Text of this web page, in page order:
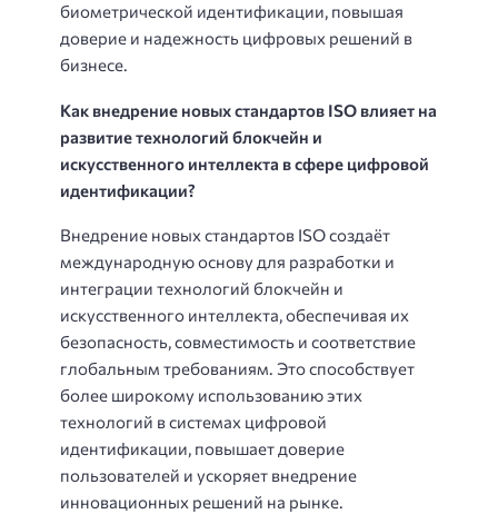
биометрической идентификации, повышая
доверие и надежность цифровых решений в
бизнесе.
Как внедрение новых стандартов ISO влияет на
развитие технологий блокчейн и
искусственного интеллекта в сфере цифровой
идентификации?
Внедрение новых стандартов ISO создаёт
международную основу для разработки и
интеграции технологий блокчейн и
искусственного интеллекта, обеспечивая их
безопасность, совместимость и соответствие
глобальным требованиям. Это способствует
более широкому использованию этих
технологий в системах цифровой
идентификации, повышает доверие
пользователей и ускоряет внедрение
инновационных решений на рынке.